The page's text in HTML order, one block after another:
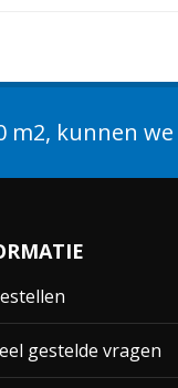
m2, kunnen
gestelde vragen